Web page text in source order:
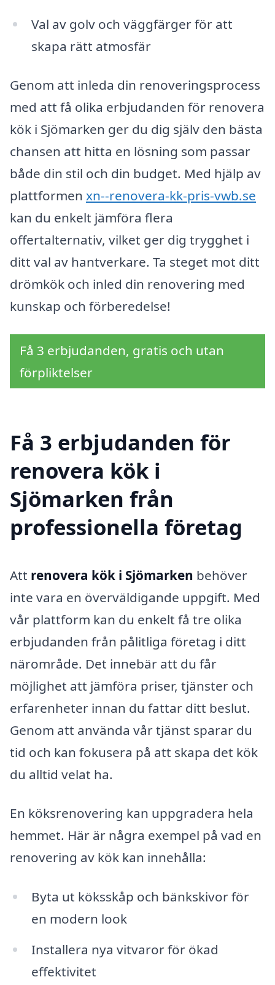
Val av golv och väggfärger för att
skapa rätt atmosfär
Genom att inleda din renoveringsprocess
med att få olika erbjudanden för renovera
kök i Sjömarken ger du dig själv den bästa
chansen att hitta en lösning som passar
både din stil och din budget. Med hjälp av
plattformen xn--renovera-kk-pris-vwb.se
kan du enkelt jämföra flera
offertalternativ, vilket ger dig trygghet i
ditt val av hantverkare. Ta steget mot ditt
drömkök och inled din renovering med
kunskap och förberedelse!
Få 3 erbjudanden, gratis och utan
förpliktelser
Få 3 erbjudanden för
renovera kök i
Sjömarken från
professionella företag
Att renovera kök i Sjömarken behöver
inte vara en överväldigande uppgift. Med
vår plattform kan du enkelt få tre olika
erbjudanden från pålitliga företag i ditt
närområde. Det innebär att du får
möjlighet att jämföra priser, tjänster och
erfarenheter innan du fattar ditt beslut.
Genom att använda vår tjänst sparar du
tid och kan fokusera på att skapa det kök
du alltid velat ha.
En köksrenovering kan uppgradera hela
hemmet. Här är några exempel på vad en
renovering av kök kan innehålla:
Byta ut köksskåp och bänkskivor för
en modern look
Installera nya vitvaror för ökad
effektivitet